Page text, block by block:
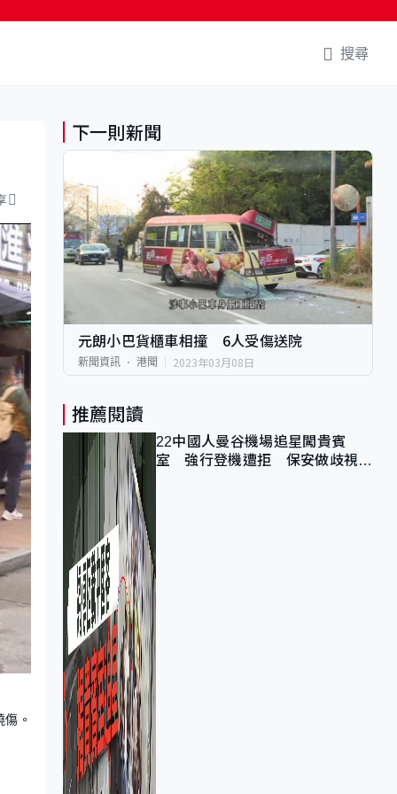
搜尋
。
下一則新聞
元朗小巴貨櫃車相撞 6人受傷送院
新聞資訊 港聞 2023年03月08日
推薦閱讀
22中國人曼谷機場追星闖貴賓
室 強行登機遭拒 保安做歧視手